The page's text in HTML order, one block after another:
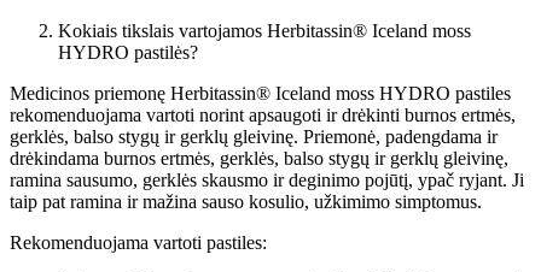
Kokiais tikslais vartojamos Herbitassin® Iceland moss
HYDRO pastilės?
Medicinos priemonę Herbitassin® Iceland moss HYDRO pastiles
rekomenduojama vartoti norint apsaugoti ir drėkinti burnos ertmės,
gerklės, balso stygų ir gerklų gleivinę. Priemonė, padengdama ir
drėkindama burnos ertmės, gerklės, balso stygų ir gerklų gleivinę,
ramina sausumo, gerklės skausmo ir deginimo pojūtį, ypač ryjant. Ji
taip pat ramina ir mažina sauso kosulio, užkimimo simptomus.
Rekomenduojama vartoti pastiles: